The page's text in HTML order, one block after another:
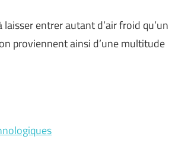
entrer autant d’air froid qu’un
proviennent ainsi d’une multitude